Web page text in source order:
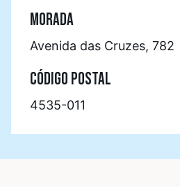
MORADA
Avenida das Cruzes, 782
CÓDIGO POSTAL
4535-011